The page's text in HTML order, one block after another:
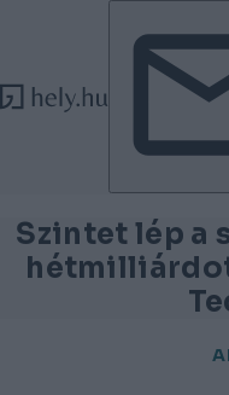
Tovább a
Tovább a lábléchez
Szintet lép a